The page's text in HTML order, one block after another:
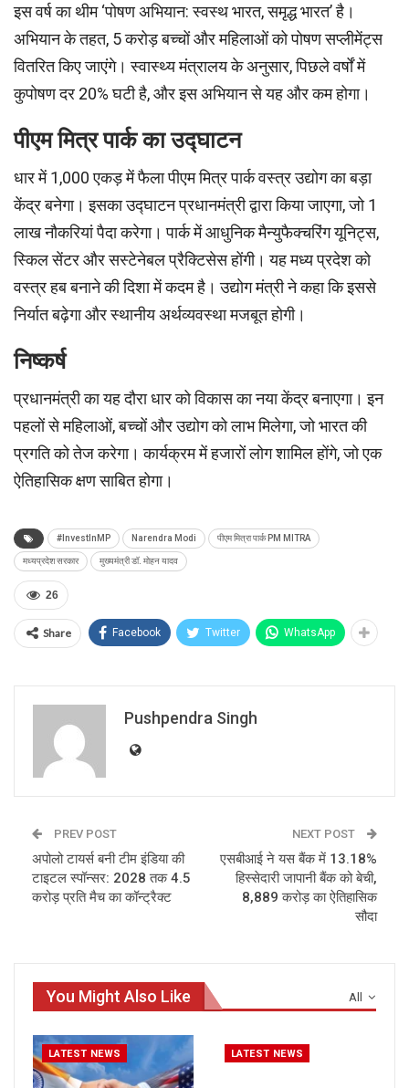
इस वर्ष का थीम ‘पोषण अभियान: स्वस्थ भारत, समृद्ध भारत’ है।
अभियान के तहत, 5 करोड़ बच्चों और महिलाओं को पोषण सप्लीमेंट्स
वितरित किए जाएंगे। स्वास्थ्य मंत्रालय के अनुसार, पिछले वर्षों में
कुपोषण दर 20% घटी है, और इस अभियान से यह और कम होगा।
पीएम मित्र पार्क का उद्घाटन
धार में 1,000 एकड़ में फैला पीएम मित्र पार्क वस्त्र उद्योग का बड़ा
केंद्र बनेगा। इसका उद्घाटन प्रधानमंत्री द्वारा किया जाएगा, जो 1
लाख नौकरियां पैदा करेगा। पार्क में आधुनिक मैन्युफैक्चरिंग यूनिट्स,
स्किल सेंटर और सस्टेनेबल प्रैक्टिसेस होंगी। यह मध्य प्रदेश को
वस्त्र हब बनाने की दिशा में कदम है। उद्योग मंत्री ने कहा कि इससे
निर्यात बढ़ेगा और स्थानीय अर्थव्यवस्था मजबूत होगी।
निष्कर्ष
प्रधानमंत्री का यह दौरा धार को विकास का नया केंद्र बनाएगा। इन
पहलों से महिलाओं, बच्चों और उद्योग को लाभ मिलेगा, जो भारत की
प्रगति को तेज करेगा। कार्यक्रम में हजारों लोग शामिल होंगे, जो एक
ऐतिहासिक क्षण साबित होगा।
#InvestInMP Narendra Modi पीएम मित्रा पार्क PM MITRA
मध्यप्रदेश सरकार मुख्यमंत्री डॉ. मोहन यादव
26
Share Facebook Twitter WhatsApp
Pushpendra Singh
PREV POST
अपोलो टायर्स बनी टीम इंडिया की
टाइटल स्पॉन्सर: 2028 तक 4.5
करोड़ प्रति मैच का कॉन्ट्रैक्ट
NEXT POST
एसबीआई ने यस बैंक में 13.18%
हिस्सेदारी जापानी बैंक को बेची,
8,889 करोड़ का ऐतिहासिक
सौदा
All
You Might Also Like
LATEST NEWS LATEST NEWS